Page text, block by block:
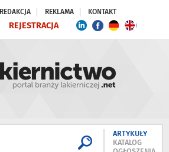
REDAKCJA REKLAMA KONTAKT
REJESTRACJA
ARTYKUŁY
KATALOG